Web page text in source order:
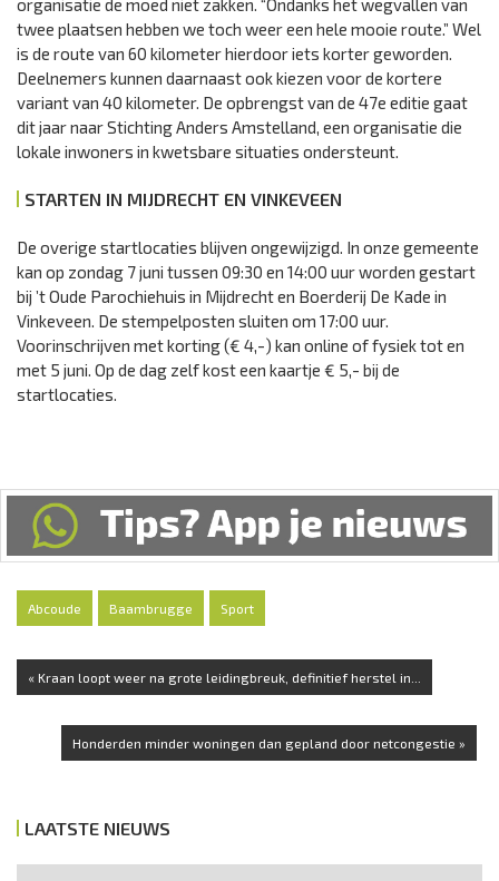
organisatie de moed niet zakken. “Ondanks het wegvallen van
twee plaatsen hebben we toch weer een hele mooie route.” Wel
is de route van 60 kilometer hierdoor iets korter geworden.
Deelnemers kunnen daarnaast ook kiezen voor de kortere
variant van 40 kilometer. De opbrengst van de 47e editie gaat
dit jaar naar Stichting Anders Amstelland, een organisatie die
lokale inwoners in kwetsbare situaties ondersteunt.
STARTEN IN MIJDRECHT EN VINKEVEEN
De overige startlocaties blijven ongewijzigd. In onze gemeente
kan op zondag 7 juni tussen 09:30 en 14:00 uur worden gestart
bij ’t Oude Parochiehuis in Mijdrecht en Boerderij De Kade in
Vinkeveen. De stempelposten sluiten om 17:00 uur.
Voorinschrijven met korting (€ 4,-) kan online of fysiek tot en
met 5 juni. Op de dag zelf kost een kaartje € 5,- bij de
startlocaties.
Abcoude Baambrugge Sport
« Kraan loopt weer na grote leidingbreuk, definitief herstel in...
Honderden minder woningen dan gepland door netcongestie »
LAATSTE NIEUWS